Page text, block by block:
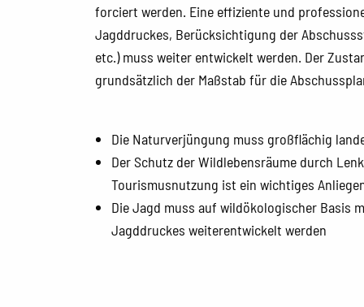
forciert werden. Eine effiziente und
Jagddruckes, Berücksichtigung der
etc.) muss weiter entwickelt werden. Der
grundsätzlich der Maßstab für die
Die Naturverjüngung muss großflächig
Der Schutz der Wildlebensräume durch
Tourismusnutzung ist ein wichtiges
Die Jagd muss auf wildökologischer Basis
Jagddruckes weiterentwickelt werden